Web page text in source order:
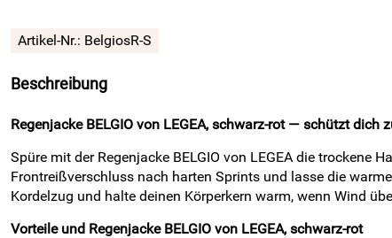
Artikel-Nr.: BelgiosR-S
Beschreibung
Regenjacke BELGIO von LEGEA, schwarz-rot — schützt
Spüre mit der Regenjacke BELGIO von LEGEA die trockene
Frontreißverschluss nach harten Sprints und lasse die
Kordelzug und halte deinen Körperkern warm, wenn Wind
Vorteile und Regenjacke BELGIO von LEGEA, schwarz-rot